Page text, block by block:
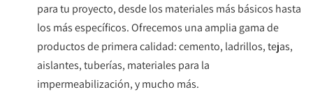
para tu proyecto, desde los materiales más básicos hasta
los más específicos. Ofrecemos una amplia gama de
productos de primera calidad: cemento, ladrillos, tejas,
aislantes, tuberías, materiales para la
impermeabilización, y mucho más.